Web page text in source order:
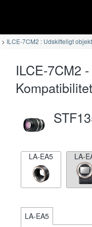
ILCE-7CM2 : Udskifteligt
ILCE-7CM2
LA-EA5 LA-
LA-EA5